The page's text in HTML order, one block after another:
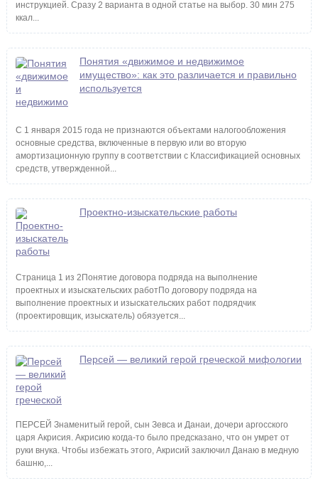
инструкцией. Сразу 2 варианта в одной статье на выбор. 30 мин 275
ккал...
Понятия «движимое и недвижимое
имущество»: как это различается и правильно
используется
С 1 января 2015 года не признаются объектами налогообложения
основные средства, включенные в первую или во вторую
амортизационную группу в соответствии с Классификацией основных
средств, утвержденной...
Проектно-изыскательские работы
Страница 1 из 2Понятие договора подряда на выполнение
проектных и изыскательских работПо договору подряда на
выполнение проектных и изыскательских работ подрядчик
(проектировщик, изыскатель) обязуется...
Персей — великий герой греческой мифологии
ПЕРСЕЙ Знаменитый герой, сын Зевса и Данаи, дочери аргосского
царя Акрисия. Акрисию когда-то было предсказано, что он умрет от
руки внука. Чтобы избежать этого, Акрисий заключил Данаю в медную
башню,...